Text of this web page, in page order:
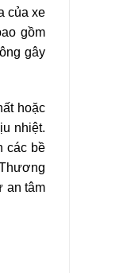
của xe
gồm
gây
hoặc
nhiệt.
các bề
an tâm